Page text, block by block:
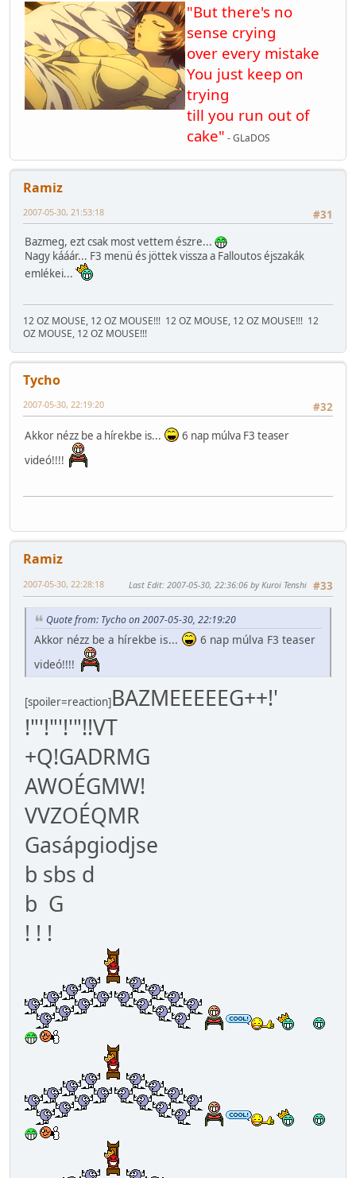
"But there's no
sense crying
over every mistake
You just keep on
trying
till you run out of
cake" - GLaDOS
Ramiz
#31
2007-05-30, 21:53:18
Bazmeg, ezt csak most vettem észre...
Nagy kááár... F3 menü és jöttek vissza a Falloutos éjszakák
emlékei...
12 OZ MOUSE, 12 OZ MOUSE!!! 12 OZ MOUSE, 12 OZ MOUSE!!! 12
OZ MOUSE, 12 OZ MOUSE!!!
Tycho
#32
2007-05-30, 22:19:20
Akkor nézz be a hírekbe is...
6 nap múlva F3 teaser
videó!!!!
Ramiz
#33
2007-05-30, 22:28:18 Last Edit: 2007-05-30, 22:36:06 by Kuroi Tenshi
Quote from: Tycho on 2007-05-30, 22:19:20
Akkor nézz be a hírekbe is...
6 nap múlva F3 teaser
videó!!!!
[spoiler=reaction]BAZMEEEEEG++!'
!"'!"'!'"!!VT
+Q!GADRMG
AWOÉGMW!
VVZOÉQMR
Gasápgiodjse
b sbs d
b G
! ! !